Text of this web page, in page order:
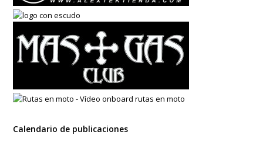
Calendario de publicaciones